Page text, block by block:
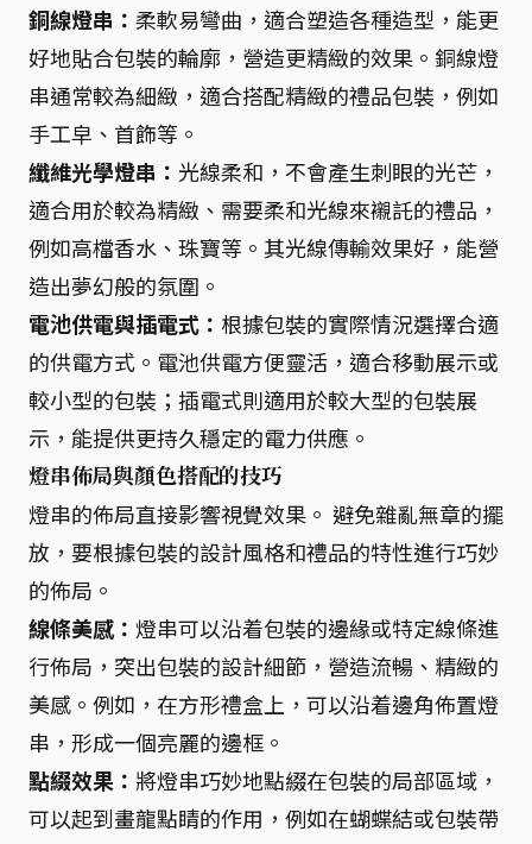
銅線燈串： 柔軟易彎曲，適合塑造各種造型，能更
好地貼合包裝的輪廓，營造更精緻的效果。銅線燈
串通常較為細緻，適合搭配精緻的禮品包裝，例如
手工皁、首飾等。
纖維光學燈串： 光線柔和，不會產生刺眼的光芒，
適合用於較為精緻、需要柔和光線來襯託的禮品，
例如高檔香水、珠寶等。其光線傳輸效果好，能營
造出夢幻般的氛圍。
電池供電與插電式： 根據包裝的實際情況選擇合適
的供電方式。電池供電方便靈活，適合移動展示或
較小型的包裝；插電式則適用於較大型的包裝展
示，能提供更持久穩定的電力供應。
燈串佈局與顏色搭配的技巧
燈串的佈局直接影響視覺效果。 避免雜亂無章的擺
放，要根據包裝的設計風格和禮品的特性進行巧妙
的佈局。
線條美感： 燈串可以沿着包裝的邊緣或特定線條進
行佈局，突出包裝的設計細節，營造流暢、精緻的
美感。例如，在方形禮盒上，可以沿着邊角佈置燈
串，形成一個亮麗的邊框。
點綴效果： 將燈串巧妙地點綴在包裝的局部區域，
可以起到畫龍點睛的作用，例如在蝴蝶結或包裝帶